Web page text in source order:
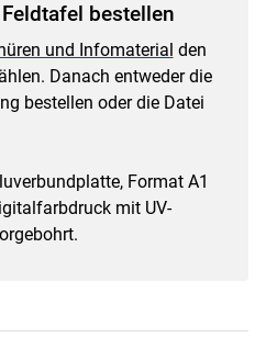
bestellen
und Infomaterial den
Danach entweder die
bestellen oder die Datei
Format A1
mit UV-